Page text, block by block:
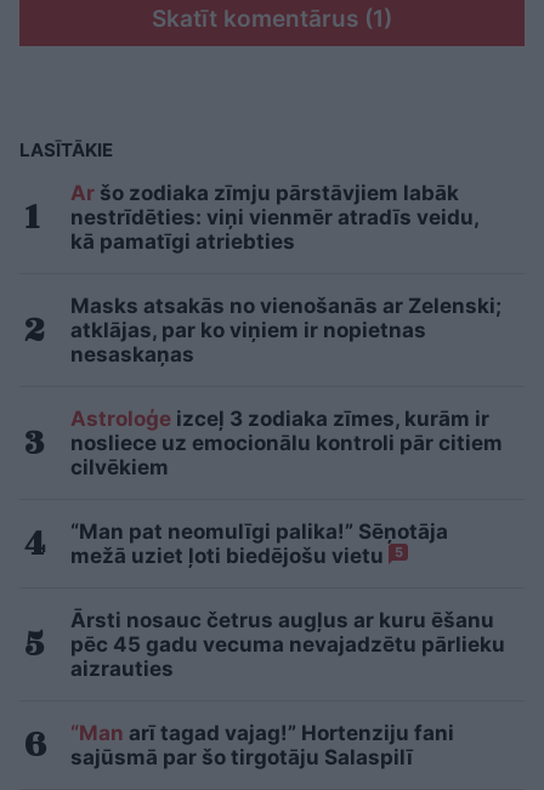
Skatīt komentārus (1)
LASĪTĀKIE
Ar šo zodiaka zīmju pārstāvjiem labāk
nestrīdēties: viņi vienmēr atradīs veidu,
kā pamatīgi atriebties
Masks atsakās no vienošanās ar Zelenski;
atklājas, par ko viņiem ir nopietnas
nesaskaņas
Astroloģe izceļ 3 zodiaka zīmes, kurām ir
nosliece uz emocionālu kontroli pār citiem
cilvēkiem
“Man pat neomulīgi palika!” Sēņotāja
mežā uziet ļoti biedējošu vietu
5
Ārsti nosauc četrus augļus ar kuru ēšanu
pēc 45 gadu vecuma nevajadzētu pārlieku
aizrauties
“Man arī tagad vajag!” Hortenziju fani
sajūsmā par šo tirgotāju Salaspilī